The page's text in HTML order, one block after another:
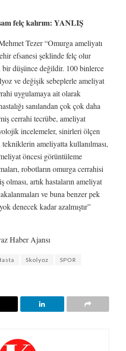
felç kalırım: YANLIŞ
Tezer “Omurga ameliyatı
efsanesi şeklinde felç olur
bir düşünce değildir. 100 binlerce
ve değişik sebeplerle ameliyat
uygulamaya ait olarak
sanılandan çok çok daha
cerrahi tecrübe, ameliyat
incelemeler, sinirleri ölçen
ameliyatta kullanılması,
öncesi görüntüleme
robotların omurga cerrahisi
artık hastaların ameliyat
ve buna benzer pek
denecek kadar azalmıştır”
Haber Ajansı
Skolyoz
SPOR